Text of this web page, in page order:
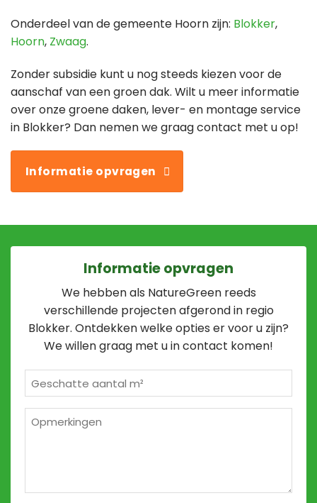
Onderdeel van de gemeente Hoorn zijn: Blokker,
Hoorn, Zwaag.
Zonder subsidie kunt u nog steeds kiezen voor de
aanschaf van een groen dak. Wilt u meer informatie
over onze groene daken, lever- en montage service
in Blokker? Dan nemen we graag contact met u op!
Informatie opvragen
Informatie opvragen
We hebben als NatureGreen reeds
verschillende projecten afgerond in regio
Blokker. Ontdekken welke opties er voor u zijn?
We willen graag met u in contact komen!
Geschatte
m²*
Opmerkingen